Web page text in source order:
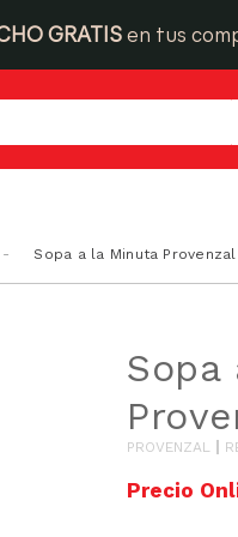
GRATIS en tus
Sopa a la Minuta
Sopa
PROVENZAL